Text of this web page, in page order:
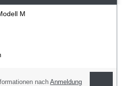
M
nachAnmeldung